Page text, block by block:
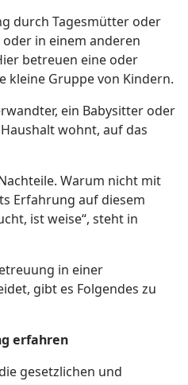
durch Tagesmütter oder
in einem anderen
betreuen eine oder
kleine Gruppe von Kindern.
ein Babysitter oder
wohnt, auf das
Warum nicht mit
Erfahrung auf diesem
ist weise“, steht in
in einer
gibt es Folgendes zu
erfahren
gesetzlichen und